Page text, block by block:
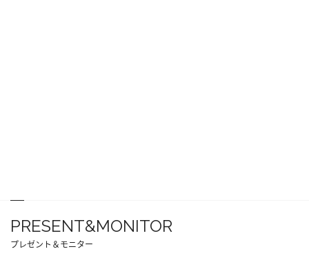
PRESENT&MONITOR
プレゼント＆モニター